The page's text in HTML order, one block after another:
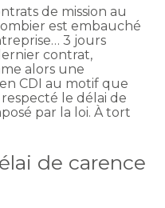
de mission au
est embauché
3 jours
contrat,
alors une
CDI au motif que
le délai de
par la loi. À tort
de carence